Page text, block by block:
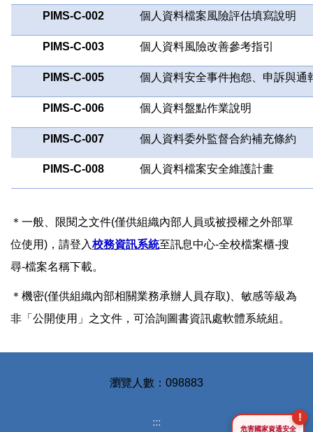
危害國家資通安全
PIMS-C-002 個人資料檔案風險評估填寫說明
PIMS-C-003 個人資料風險改善參考指引
PIMS-C-005 個人資料安全事件抱怨、申訴與通
PIMS-C-006 個人資料盤點作業說明
PIMS-C-007 個人資料委外監督合約補充條約
PIMS-C-008 個人資料檔案安全維護計畫
＊一般、限閱之文件(僅供組織內部人員或被授權之外部單
位使用)，請登入校務資訊系統至訊息中心-全校檔案櫃-搜
尋-檔案名稱下載。
＊機密(僅供組織內部相關業務承辦人員存取)、敏感等級為
非「公開使用」之文件，可洽詢圖書資訊處軟體系統組。
098883
:::